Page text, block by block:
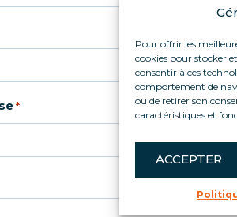
Pour offrir les
cookies pour stocker
consentir à ces
comportement de
ou de retirer son
caractéristiques et
ACCEPTER
*